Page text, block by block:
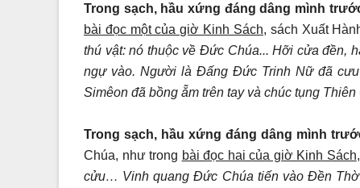
Trong sạch, hầu xứng đáng dâng mình
bài đọc một của giờ Kinh Sách, sách Xuất
thú vật: nó thuộc về Đức Chúa... Hỡi cửa đền,
ngự vào. Người là Đấng Đức Trinh Nữ đã
Simêon đã bồng ẵm trên tay và chúc tụng Thiên
Trong sạch, hầu xứng đáng dâng mình
Chúa, như trong bài đọc hai của giờ Kinh Sách
cửu… Vinh quang Đức Chúa tiến vào Đền